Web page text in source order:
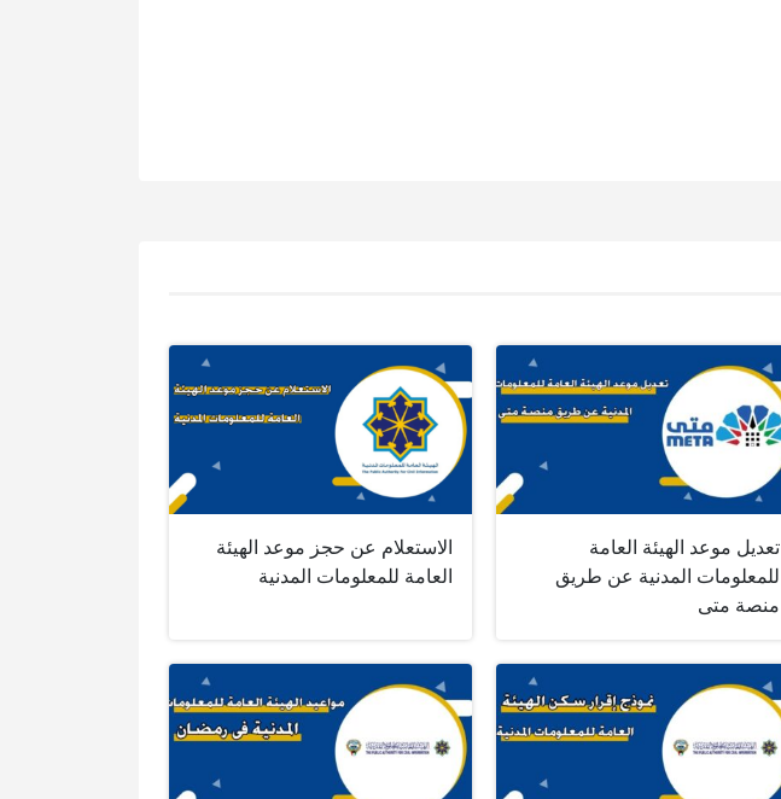
تعديل موعد الهيئة العامة
للمعلومات المدنية عن طريق
منصة متى
الاستعلام عن حجز موعد الهيئة
العامة للمعلومات المدنية